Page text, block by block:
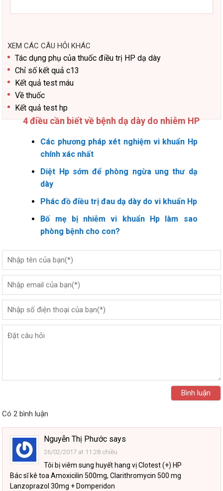
XEM CÁC CÂU HỎI KHÁC
Tác dụng phụ của thuốc điều trị HP dạ dày
Chỉ số kết quả c13
Kết quả test máu
Về thuốc
Kết quả test hp
4 điều cần biết về bệnh dạ dày do nhiễm HP
Các phương pháp xét nghiệm vi khuẩn Hp
chính xác nhất
Diệt Hp sớm để phòng ngừa ung thư dạ
dày
Phác đồ điều trị đau dạ dày do vi khuẩn Hp
Bố mẹ bị nhiễm vi khuẩn Hp làm sao
phòng bệnh cho con?
Có 2 bình luận
Nguyễn Thị Phước says
26/02/2017 at 11:28 chiều
Tôi bị viêm sung huyết hang vị Clotest (+) HP
Bác sĩ kê toa Amoxicilin 500mg, Clarithromycin 500 mg
Lanzoprazol 30mg + Domperidon